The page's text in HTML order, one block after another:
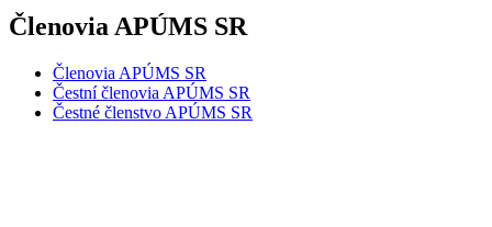
Členovia APÚMS SR
Členovia APÚMS SR
Čestní členovia APÚMS SR
Čestné členstvo APÚMS SR